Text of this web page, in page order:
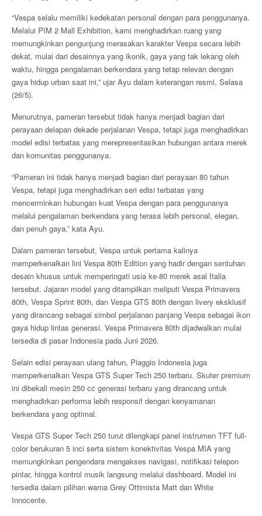
“Vespa selalu memiliki kedekatan personal dengan para penggunanya.
Melalui PIM 2 Mall Exhibition, kami menghadirkan ruang yang
memungkinkan pengunjung merasakan karakter Vespa secara lebih
dekat, mulai dari desainnya yang ikonik, gaya yang tak lekang oleh
waktu, hingga pengalaman berkendara yang tetap relevan dengan
gaya hidup urban saat ini,” ujar Ayu dalam keterangan resmi, Selasa
(26/5).
Menurutnya, pameran tersebut tidak hanya menjadi bagian dari
perayaan delapan dekade perjalanan Vespa, tetapi juga menghadirkan
model edisi terbatas yang merepresentasikan hubungan antara merek
dan komunitas penggunanya.
“Pameran ini tidak hanya menjadi bagian dari perayaan 80 tahun
Vespa, tetapi juga menghadirkan seri edisi terbatas yang
mencerminkan hubungan kuat Vespa dengan para penggunanya
melalui pengalaman berkendara yang terasa lebih personal, elegan,
dan penuh gaya,” kata Ayu.
Dalam pameran tersebut, Vespa untuk pertama kalinya
memperkenalkan lini Vespa 80th Edition yang hadir dengan sentuhan
desain khusus untuk memperingati usia ke-80 merek asal Italia
tersebut. Jajaran model yang ditampilkan meliputi Vespa Primavera
80th, Vespa Sprint 80th, dan Vespa GTS 80th dengan livery eksklusif
yang dirancang sebagai simbol perjalanan panjang Vespa sebagai ikon
gaya hidup lintas generasi. Vespa Primavera 80th dijadwalkan mulai
tersedia di pasar Indonesia pada Juni 2026.
Selain edisi perayaan ulang tahun, Piaggio Indonesia juga
memperkenalkan Vespa GTS Super Tech 250 terbaru. Skuter premium
ini dibekali mesin 250 cc generasi terbaru yang dirancang untuk
menghadirkan performa lebih responsif dengan kenyamanan
berkendara yang optimal.
Vespa GTS Super Tech 250 turut dilengkapi panel instrumen TFT full-
color berukuran 5 inci serta sistem konektivitas Vespa MIA yang
memungkinkan pengendara mengakses navigasi, notifikasi telepon
pintar, hingga kontrol musik langsung melalui dashboard. Model ini
tersedia dalam pilihan warna Grey Ottimista Matt dan White
Innocente.